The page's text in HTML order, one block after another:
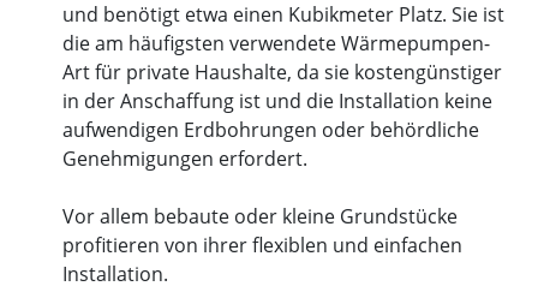
und benötigt etwa einen Kubikmeter Platz. Sie ist
die am häufigsten verwendete Wärmepumpen-
Art für private Haushalte, da sie kostengünstiger
in der Anschaffung ist und die Installation keine
aufwendigen Erdbohrungen oder behördliche
Genehmigungen erfordert.
Vor allem bebaute oder kleine Grundstücke
profitieren von ihrer flexiblen und einfachen
Installation.